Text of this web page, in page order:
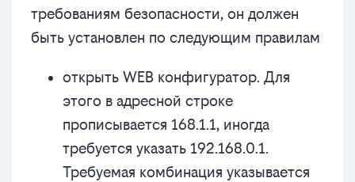
требованиям безопасности, он должен
быть установлен по следующим правилам
открыть WEB конфигуратор. Для
этого в адресной строке
прописывается 168.1.1, иногда
требуется указать 192.168.0.1.
Требуемая комбинация указывается